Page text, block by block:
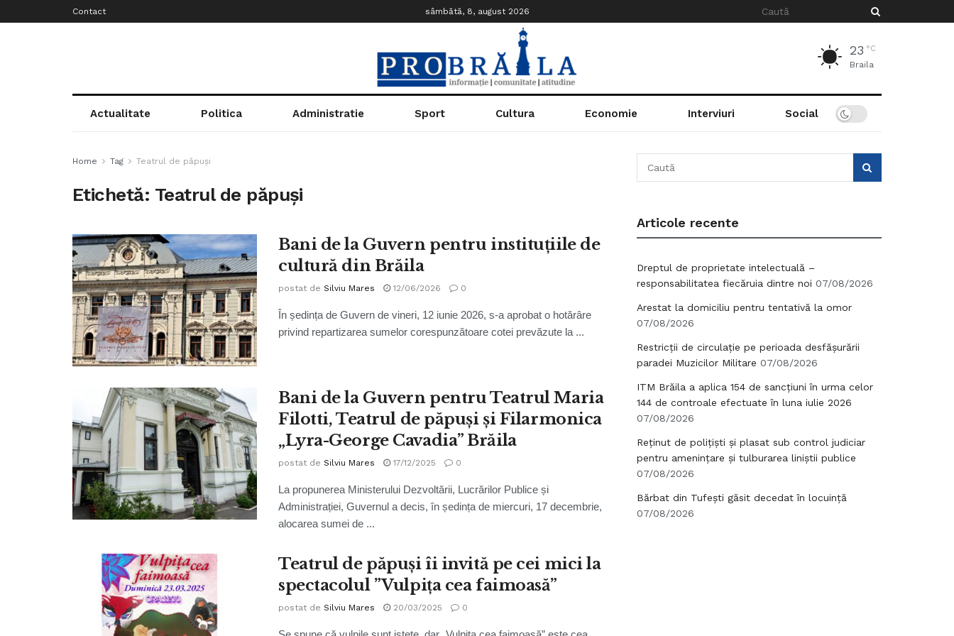
Contact sâmbătă, 8, august 2026
23 °C
Braila
Actualitate Politica Administratie Sport Cultura Economie Interviuri Social
Home Tag Teatrul de păpuși
Etichetă: Teatrul de păpuși
Bani de la Guvern pentru instituțiile de
cultură din Brăila
postat de Silviu Mares 12/06/2026 0
În ședința de Guvern de vineri, 12 iunie 2026, s-a aprobat o hotărâre
privind repartizarea sumelor corespunzătoare cotei prevăzute la ...
Bani de la Guvern pentru Teatrul Maria
Filotti, Teatrul de păpuși și Filarmonica
„Lyra-George Cavadia” Brăila
postat de Silviu Mares 17/12/2025 0
La propunerea Ministerului Dezvoltării, Lucrărilor Publice și
Administrației, Guvernul a decis, în ședința de miercuri, 17 decembrie,
alocarea sumei de ...
Teatrul de păpuși îi invită pe cei mici la
spectacolul ”Vulpița cea faimoasă”
postat de Silviu Mares 20/03/2025 0
Articole recente
Dreptul de proprietate intelectuală –
responsabilitatea fiecăruia dintre noi 07/08/2026
Arestat la domiciliu pentru tentativă la omor
07/08/2026
Restricții de circulație pe perioada desfășurării
paradei Muzicilor Militare 07/08/2026
ITM Brăila a aplica 154 de sancțiuni în urma celor
144 de controale efectuate în luna iulie 2026
07/08/2026
Reținut de polițiști și plasat sub control judiciar
pentru amenințare și tulburarea liniștii publice
07/08/2026
Bărbat din Tufești găsit decedat în locuință
07/08/2026